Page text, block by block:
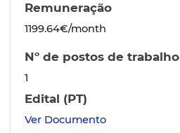
Remuneração
1199.64€/month
Nº de postos de trabalho
1
Edital (PT)
Ver Documento